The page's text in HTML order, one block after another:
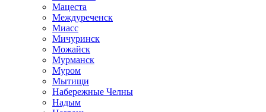
Мацеста
Междуреченск
Миасс
Мичуринск
Можайск
Мурманск
Муром
Мытищи
Набережные Челны
Надым